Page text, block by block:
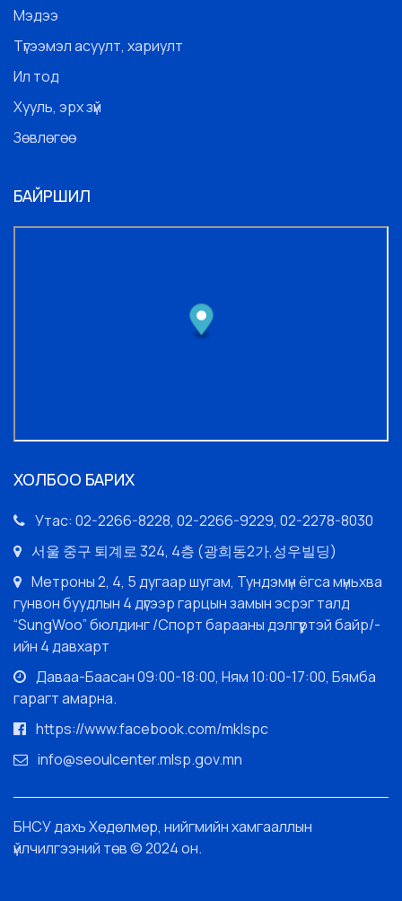
Мэдээ
Түгээмэл асуулт, хариулт
Ил тод
Хууль, эрх зүй
Зөвлөгөө
БАЙРШИЛ
ХОЛБОО БАРИХ
Утас: 02-2266-8228, 02-2266-9229, 02-2278-8030
서울 중구 퇴계로 324, 4층 (광희동2가,성우빌딩)
Метроны 2, 4, 5 дугаар шугам, Тундэмүн ёгса мүньхва
гунвон буудлын 4 дүгээр гарцын замын эсрэг талд
“SungWoo” бюлдинг /Спорт барааны дэлгүүртэй байр/-
ийн 4 давхарт
Даваа-Баасан 09:00-18:00, Ням 10:00-17:00, Бямба
гарагт амарна.
https://www.facebook.com/mklspc
info@seoulcenter.mlsp.gov.mn
БНСУ дахь Хөдөлмөр, нийгмийн хамгааллын
үйлчилгээний төв © 2024 он.